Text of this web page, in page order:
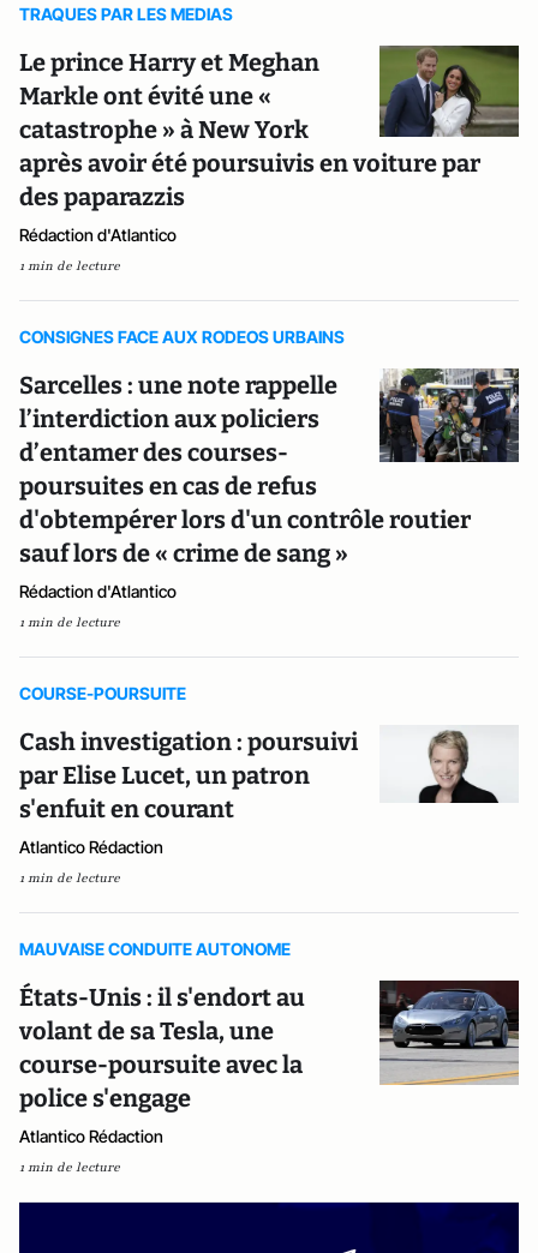
TRAQUES PAR LES MEDIAS
Le prince Harry et Meghan
Markle ont évité une «
catastrophe » à New York
après avoir été poursuivis en voiture par
des paparazzis
Rédaction d'Atlantico
1 min de lecture
CONSIGNES FACE AUX RODEOS URBAINS
Sarcelles : une note rappelle
l’interdiction aux policiers
d’entamer des courses-
poursuites en cas de refus
d'obtempérer lors d'un contrôle routier
sauf lors de « crime de sang »
Rédaction d'Atlantico
1 min de lecture
COURSE-POURSUITE
Cash investigation : poursuivi
par Elise Lucet, un patron
s'enfuit en courant
Atlantico Rédaction
1 min de lecture
MAUVAISE CONDUITE AUTONOME
États-Unis : il s'endort au
volant de sa Tesla, une
course-poursuite avec la
police s'engage
Atlantico Rédaction
1 min de lecture